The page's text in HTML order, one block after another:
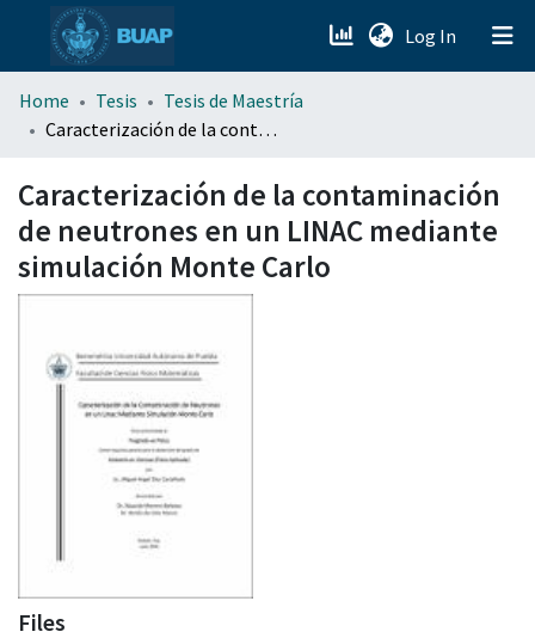
Log In (current)
menu.section.about_menu
Home Tesis
Tesis de Maestría
Caracterización de la contaminación de neutrones en un LINAC mediante simulación Monte Carlo
Caracterización de la contaminación
de neutrones en un LINAC mediante
simulación Monte Carlo
Files